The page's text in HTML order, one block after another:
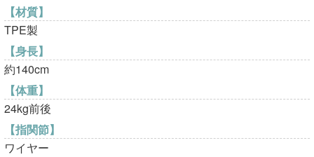
た。
【材質】
TPE製
【身長】
約140cm
【体重】
24kg前後
【指関節】
ワイヤー